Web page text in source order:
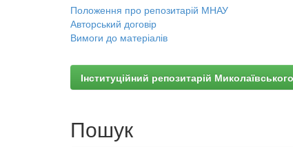
Положення про репозитарій МНАУ
Авторський договір
Вимоги до матеріалів
Інституційний репозитарій
Пошук